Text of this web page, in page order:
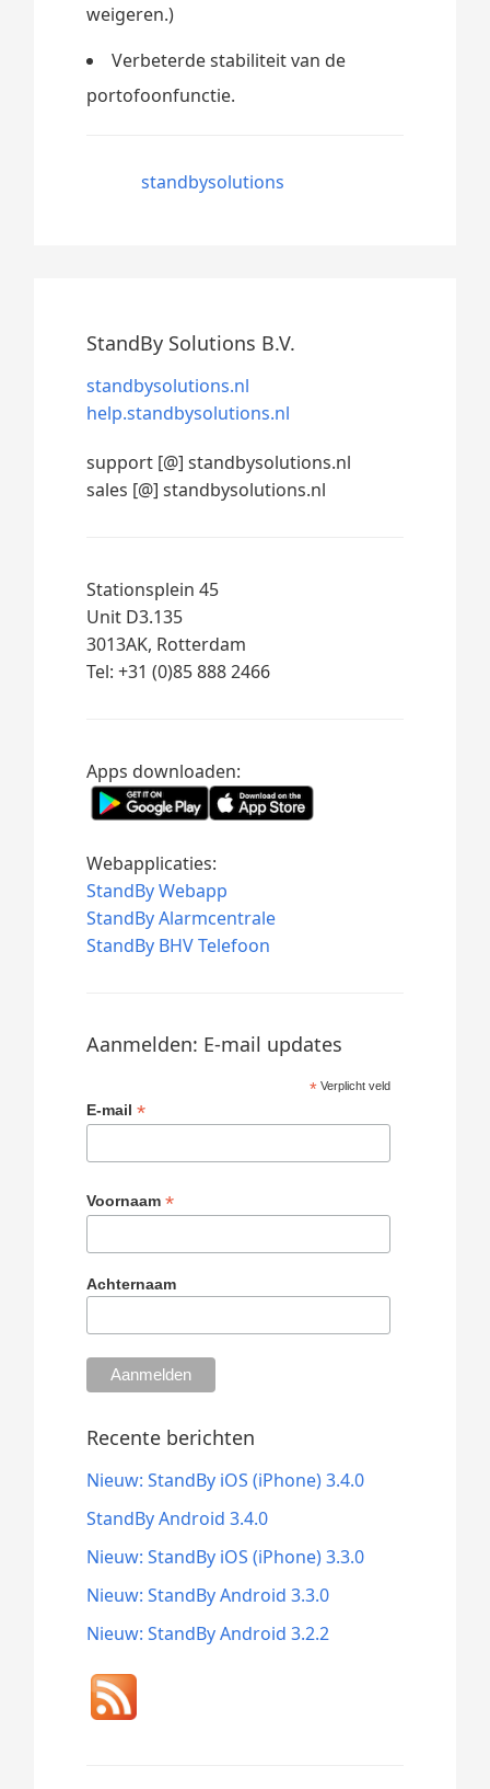
weigeren.)
Verbeterde stabiliteit van de
portofoonfunctie.
standbysolutions
StandBy Solutions B.V.
standbysolutions.nl
help.standbysolutions.nl
support [@] standbysolutions.nl
sales [@] standbysolutions.nl
Stationsplein 45
Unit D3.135
3013AK, Rotterdam
Tel: +31 (0)85 888 2466
Apps downloaden:
Webapplicaties:
StandBy Webapp
StandBy Alarmcentrale
StandBy BHV Telefoon
Aanmelden: E-mail updates
* Verplicht veld
E-mail*
Voornaam*
Achternaam
Recente berichten
Nieuw: StandBy iOS (iPhone) 3.4.0
StandBy Android 3.4.0
Nieuw: StandBy iOS (iPhone) 3.3.0
Nieuw: StandBy Android 3.3.0
Nieuw: StandBy Android 3.2.2